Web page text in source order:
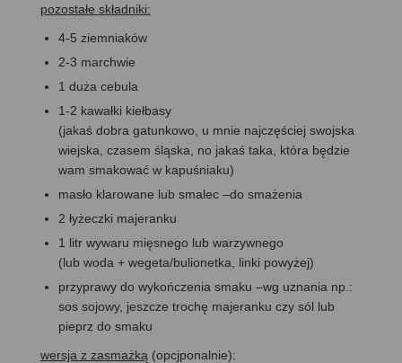
pozostałe składniki:
4-5 ziemniaków
2-3 marchwie
1 duża cebula
1-2 kawałki kiełbasy
(jakaś dobra gatunkowo, u mnie najczęściej swojska
wiejska, czasem śląska, no jakaś taka, która będzie
wam smakować w kapuśniaku)
masło klarowane lub smalec –do smażenia
2 łyżeczki majeranku
1 litr wywaru mięsnego lub warzywnego
(lub woda + wegeta/bulionetka, linki powyżej)
przyprawy do wykończenia smaku –wg uznania np.:
sos sojowy, jeszcze trochę majeranku czy sól lub
pieprz do smaku
wersja z zasmażką (opcjponalnie):